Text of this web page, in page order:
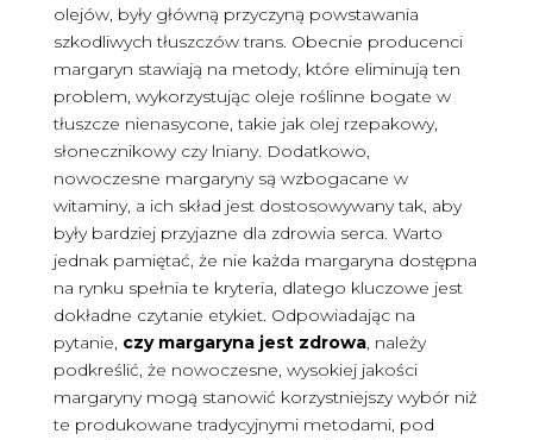
olejów, były główną przyczyną powstawania
szkodliwych tłuszczów trans. Obecnie producenci
margaryn stawiają na metody, które eliminują ten
problem, wykorzystując oleje roślinne bogate w
tłuszcze nienasycone, takie jak olej rzepakowy,
słonecznikowy czy lniany. Dodatkowo,
nowoczesne margaryny są wzbogacane w
witaminy, a ich skład jest dostosowywany tak, aby
były bardziej przyjazne dla zdrowia serca. Warto
jednak pamiętać, że nie każda margaryna dostępna
na rynku spełnia te kryteria, dlatego kluczowe jest
dokładne czytanie etykiet. Odpowiadając na
pytanie, czy margaryna jest zdrowa, należy
podkreślić, że nowoczesne, wysokiej jakości
margaryny mogą stanowić korzystniejszy wybór niż
te produkowane tradycyjnymi metodami, pod